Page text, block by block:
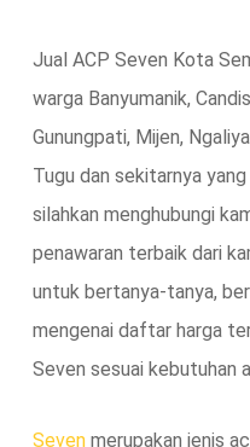
Jual ACP Seven Kota
warga Banyumanik,
Gunungpati, Mijen,
Tugu dan sekitarnya
silahkan menghubungi
penawaran terbaik dari
untuk bertanya-tanya,
mengenai daftar harga
Seven sesuai kebutuhan
Sevenmerupakan jenis